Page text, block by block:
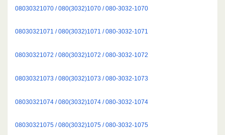
08030321070 / 080(3032)1070 / 080-3032-1070
08030321071 / 080(3032)1071 / 080-3032-1071
08030321072 / 080(3032)1072 / 080-3032-1072
08030321073 / 080(3032)1073 / 080-3032-1073
08030321074 / 080(3032)1074 / 080-3032-1074
08030321075 / 080(3032)1075 / 080-3032-1075